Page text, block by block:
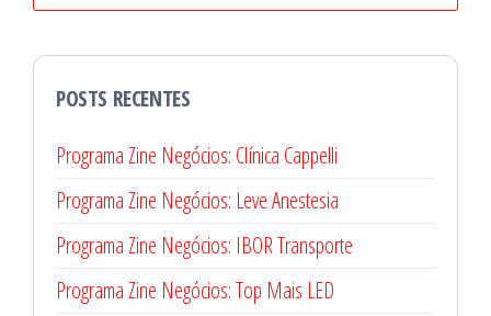
POSTS RECENTES
Programa Zine Negócios: Clínica Cappelli
Programa Zine Negócios: Leve Anestesia
Programa Zine Negócios: IBOR Transporte
Programa Zine Negócios: Top Mais LED